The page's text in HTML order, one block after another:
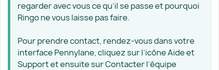
regarder avec vous ce qu’il se passe et pourquoi
Ringo ne vous laisse pas faire.
Pour prendre contact, rendez-vous dans votre
interface Pennylane, cliquez sur l’icône Aide et
Support et ensuite sur Contacter l’équipe